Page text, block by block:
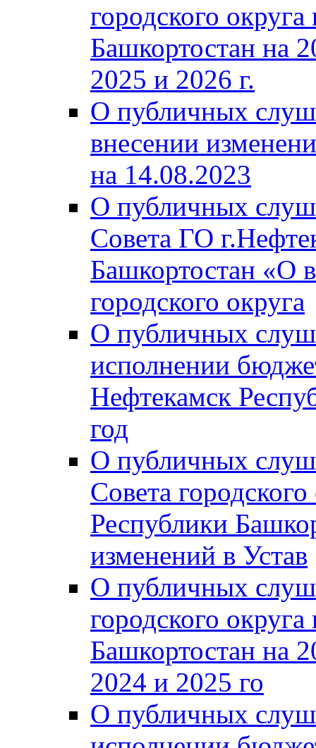
городского
Башкортостан на
2025 и 2026 г.
О публичных
внесении
на 14.08.2023
О публичных
Совета ГО
Башкортостан «О
городского округа
О публичных
исполнении
Нефтекамск
год
О публичных
Совета
Республики
изменений в Устав
О публичных
городского
Башкортостан на
2024 и 2025 го
О публичных